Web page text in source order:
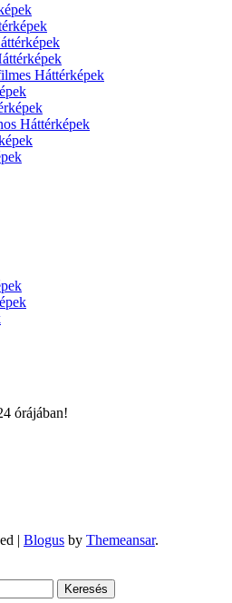
Háttérképek
Háttérképek
órájában!
| Blogus by Themeansar.